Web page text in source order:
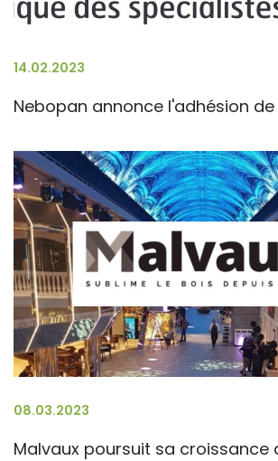
14.02.2023
Nebopan annonce l'adhésion
08.03.2023
Malvaux poursuit sa croissance